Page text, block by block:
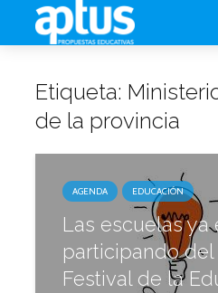
Etiqueta:
de la provincia
AGENDA EDUCACIÓN
Las escuelas ya
participando del
Festival de la